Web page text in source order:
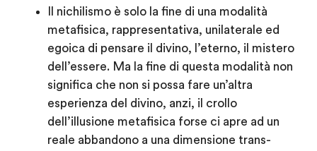
Il nichilismo è solo la fine di una modalità
metafisica, rappresentativa, unilaterale ed
egoica di pensare il divino, l’eterno, il mistero
dell’essere. Ma la fine di questa modalità non
significa che non si possa fare un’altra
esperienza del divino, anzi, il crollo
dell’illusione metafisica forse ci apre ad un
reale abbandono a una dimensione trans-